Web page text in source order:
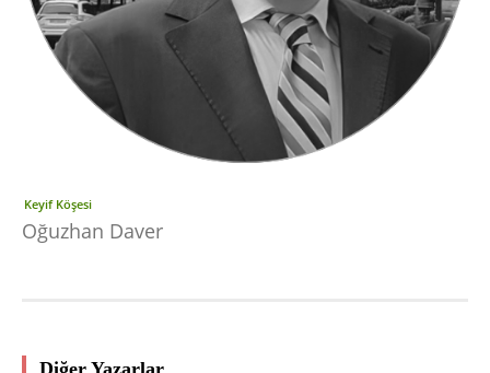
Keyif Köşesi
Oğuzhan Daver
Diğer Yazarlar